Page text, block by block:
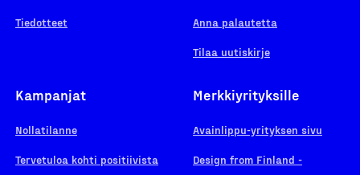
Tiedotteet Anna palautetta
Tilaa uutiskirje
Kampanjat
Nollatilanne
Tervetuloa kohti positiivista
Merkkiyrityksille
Avainlippu-yrityksen sivu
Design from Finland -